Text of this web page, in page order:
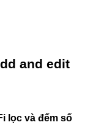
and edit
lọc và đếm số